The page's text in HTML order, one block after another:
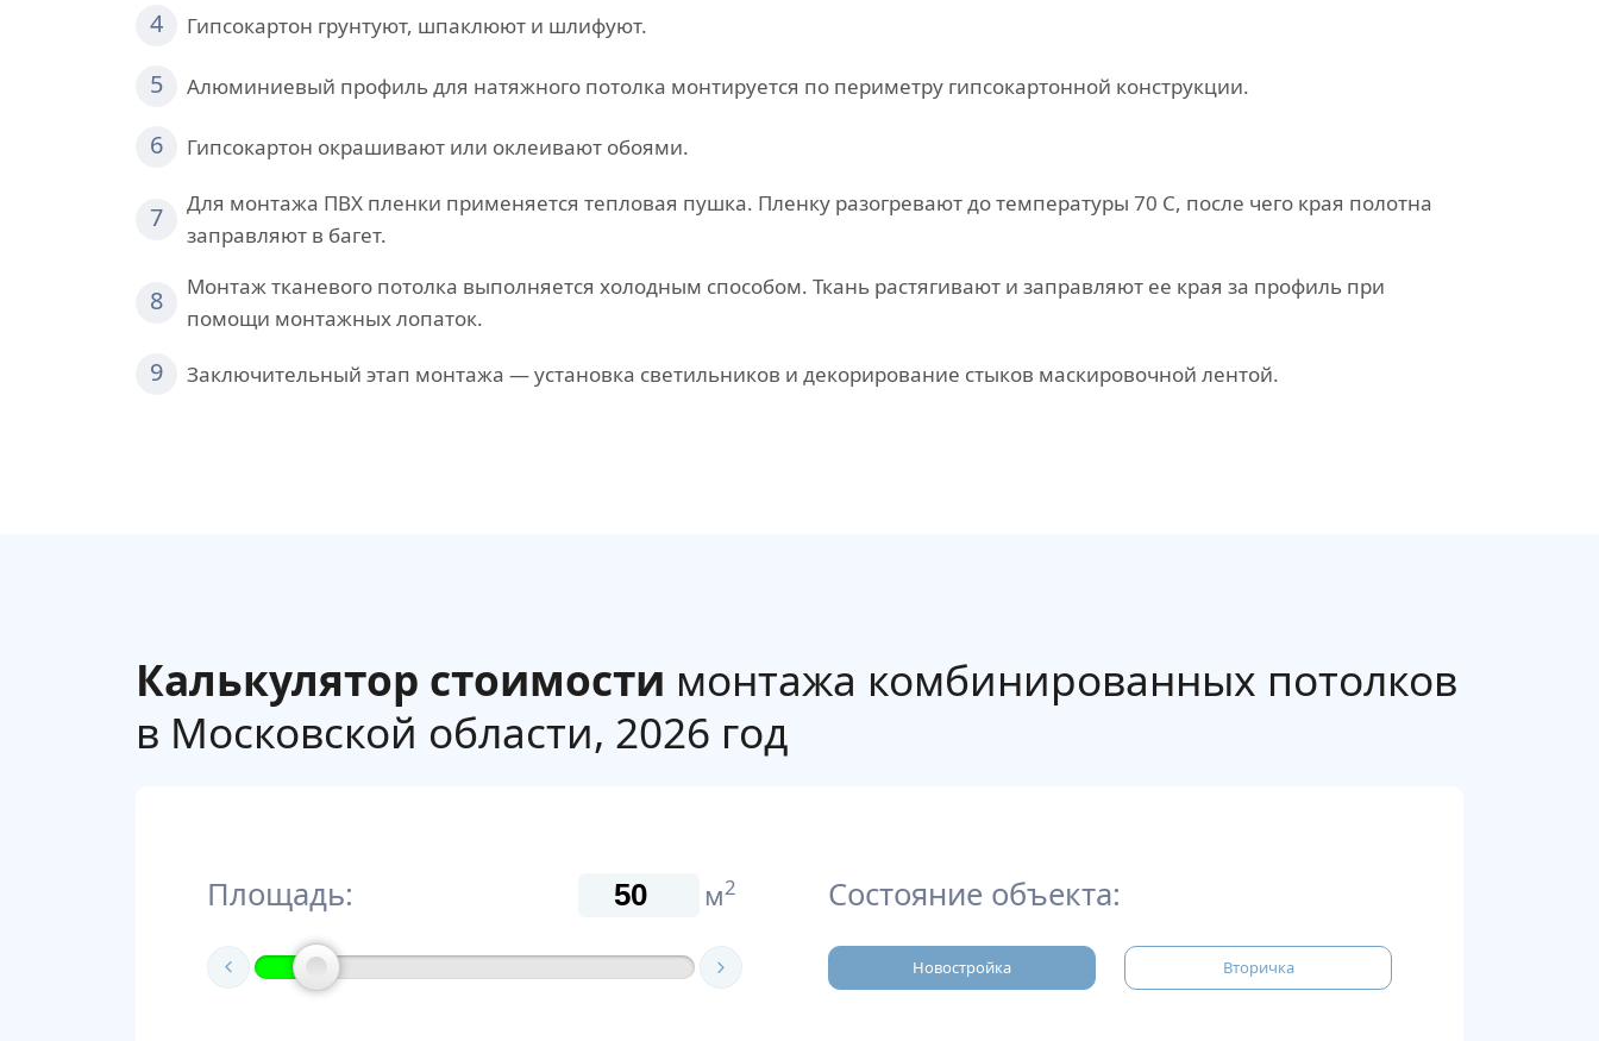
4 Гипсокартон грунтуют, шпаклюют и шлифуют.
5 Алюминиевый профиль для натяжного потолка монтируется по периметру гипсокартонной конструкции.
6 Гипсокартон окрашивают или оклеивают обоями.
7
Для монтажа ПВХ пленки применяется тепловая пушка. Пленку разогревают до температуры 70 С, после чего края полотна
заправляют в багет.
8
Монтаж тканевого потолка выполняется холодным способом. Ткань растягивают и заправляют ее края за профиль при
помощи монтажных лопаток.
9 Заключительный этап монтажа — установка светильников и декорирование стыков маскировочной лентой.
Калькулятор стоимости монтажа комбинированных потолков
в Московской области, 2026 год
Площадь: м2 Состояние объекта:
Новостройка Вторичка